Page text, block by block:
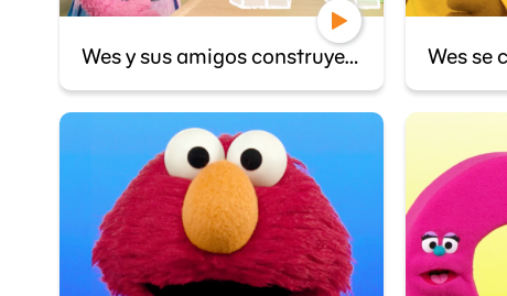
Wes y sus amigos construyen una ciudad